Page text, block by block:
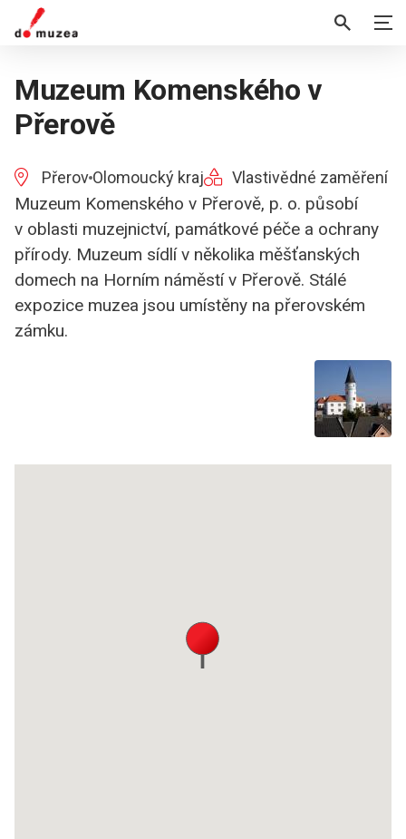
Muzeum Komenského v
Přerově
Přerov Olomoucký kraj Vlastivědné zaměření
Muzeum Komenského v Přerově, p. o. působí
v oblasti muzejnictví, památkové péče a ochrany
přírody. Muzeum sídlí v několika měšťanských
domech na Horním náměstí v Přerově. Stálé
expozice muzea jsou umístěny na přerovském
zámku.